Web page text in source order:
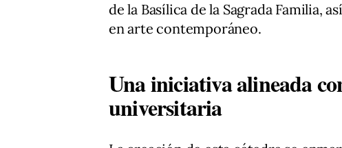
de la Basílica de la Sagrada Familia,
en arte contemporáneo.
Una iniciativa alineada
universitaria